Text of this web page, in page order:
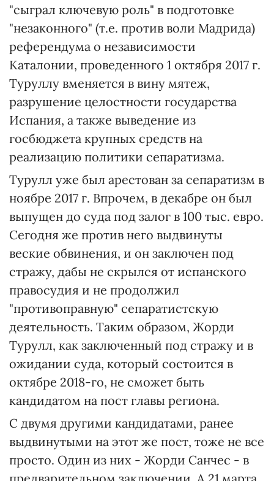
"сыграл ключевую роль" в подготовке
"незаконного" (т.е. против воли Мадрида)
референдума о независимости
Каталонии, проведенного 1 октября 2017 г.
Туруллу вменяется в вину мятеж,
разрушение целостности государства
Испания, а также выведение из
госбюджета крупных средств на
реализацию политики сепаратизма.
Турулл уже был арестован за сепаратизм в
ноябре 2017 г. Впрочем, в декабре он был
выпущен до суда под залог в 100 тыс. евро.
Сегодня же против него выдвинуты
веские обвинения, и он заключен под
стражу, дабы не скрылся от испанского
правосудия и не продолжил
"противоправную" сепаратистскую
деятельность. Таким образом, Жорди
Турулл, как заключенный под стражу и в
ожидании суда, который состоится в
октябре 2018-го, не сможет быть
кандидатом на пост главы региона.
С двумя другими кандидатами, ранее
выдвинутыми на этот же пост, тоже не все
просто. Один из них - Жорди Санчес - в